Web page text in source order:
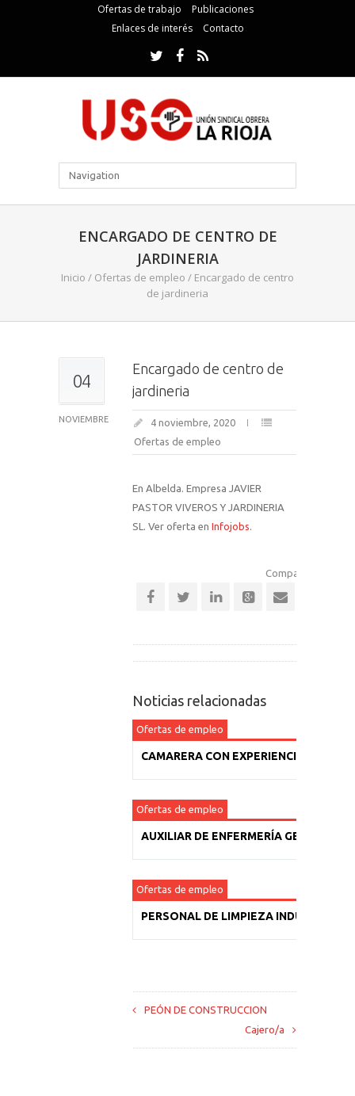
Ofertas de trabajo
Publicaciones
Enlaces de interés
Contacto
ENCARGADO DE CENTRO DE
JARDINERIA
Inicio / Ofertas de empleo / Encargado de centro
de jardineria
04
NOVIEMBRE
Encargado de centro de
jardineria
4 noviembre, 2020
Ofertas de empleo
En Albelda. Empresa JAVIER
PASTOR VIVEROS Y JARDINERIA
SL. Ver oferta en Infojobs.
Comparte esta
Noticias relacionadas
Ofertas de empleo
CAMARERA CON EXPERIENCIA
Ofertas de empleo
AUXILIAR DE ENFERMERÍA GERIÁTRICA
Ofertas de empleo
PERSONAL DE LIMPIEZA INDUSTRIAL
PEÓN DE CONSTRUCCION
Cajero/a